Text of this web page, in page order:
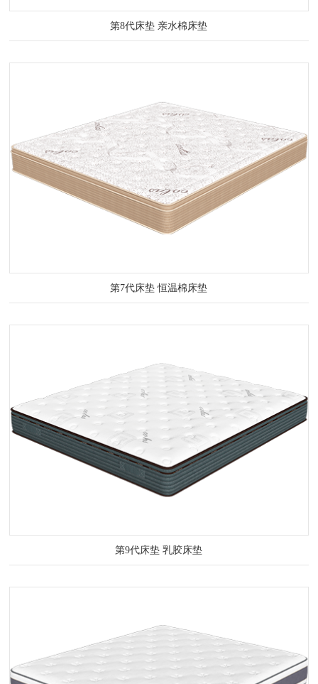
第8代床垫 亲水棉床垫
第7代床垫 恒温棉床垫
第9代床垫 乳胶床垫